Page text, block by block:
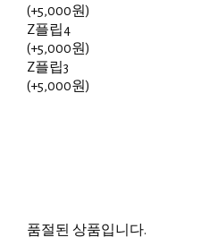
(+5,000원)
Z플립4
(+5,000원)
Z플립3
(+5,000원)
품절된 상품입니다.